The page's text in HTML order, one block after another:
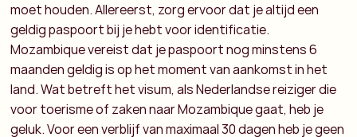
moet houden. Allereerst, zorg ervoor dat je altijd een
geldig paspoort bij je hebt voor identificatie.
Mozambique vereist dat je paspoort nog minstens 6
maanden geldig is op het moment van aankomst in het
land. Wat betreft het visum, als Nederlandse reiziger die
voor toerisme of zaken naar Mozambique gaat, heb je
geluk. Voor een verblijf van maximaal 30 dagen heb je geen